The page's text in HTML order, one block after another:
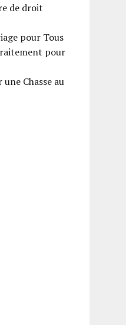
de droit
pour Tous
pour
Chasse au